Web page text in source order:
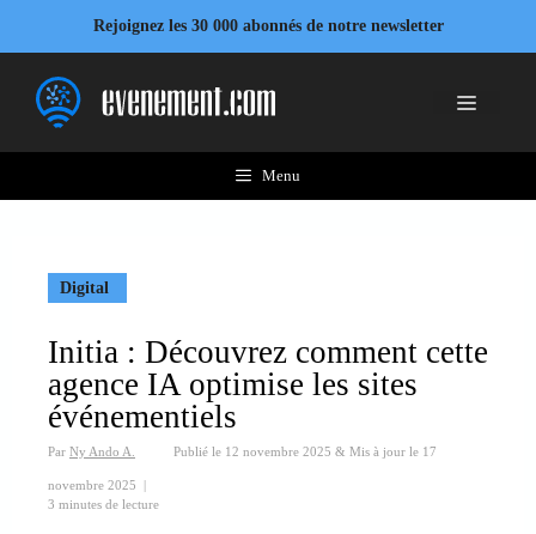
contenu
Rejoignez les 30 000 abonnés de notre newsletter
Menu
Menu
Digital
Initia : Découvrez comment cette
agence IA optimise les sites
événementiels
Par Ny Ando A. Publié le 12 novembre 2025 & Mis à jour le 17
novembre 2025 |
3 minutes de lecture